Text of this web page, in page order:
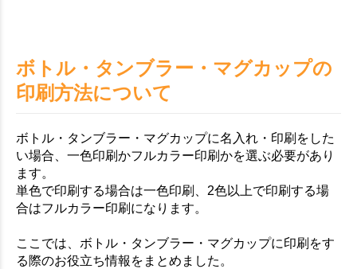
ボトル・タンブラー・マグカップの
印刷方法について
ボトル・タンブラー・マグカップに名入れ・印刷をした
い場合、一色印刷かフルカラー印刷かを選ぶ必要があり
ます。
単色で印刷する場合は一色印刷、2色以上で印刷する場
合はフルカラー印刷になります。
ここでは、ボトル・タンブラー・マグカップに印刷をす
る際のお役立ち情報をまとめました。